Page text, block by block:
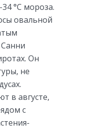
°С мороза.
овальной
Он
не
в августе,
с